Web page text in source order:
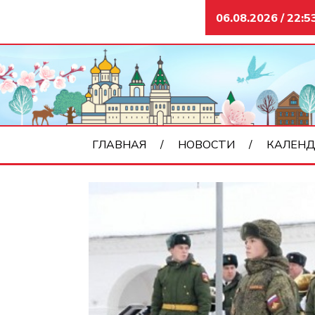
06.08.2026 /
ГЛАВНАЯ НОВОСТИ